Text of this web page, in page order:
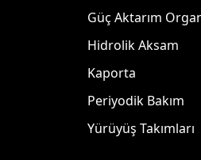
Güç Aktarım
Hidrolik Aksam
Kaporta
Periyodik Bakım
Yürüyüş Takımları